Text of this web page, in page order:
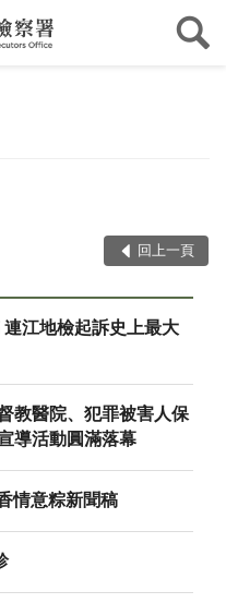
回上一頁
江地檢起訴史上最大
教醫院、犯罪被害人保
導活動圓滿落幕
情意粽新聞稿